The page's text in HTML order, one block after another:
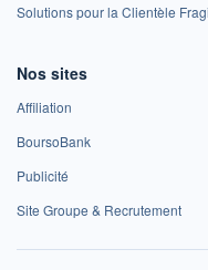
Solutions pour la Clientèle
Nos sites
Affiliation
BoursoBank
Publicité
Site Groupe & Recrutement